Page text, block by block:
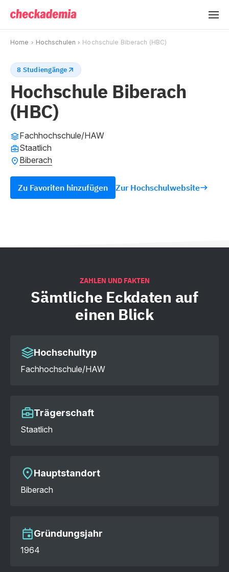
Home Hochschulen Hochschule Biberach (HBC)
8 Studiengänge
Hochschule Biberach
(HBC)
Fachhochschule/HAW
Staatlich
Biberach
Zu Favoriten hinzufügen Zur Hochschulwebsite
ZAHLEN UND FAKTEN
Sämtliche Eckdaten auf
einen Blick
Hochschultyp
Fachhochschule/HAW
Trägerschaft
Staatlich
Hauptstandort
Biberach
Gründungsjahr
1964